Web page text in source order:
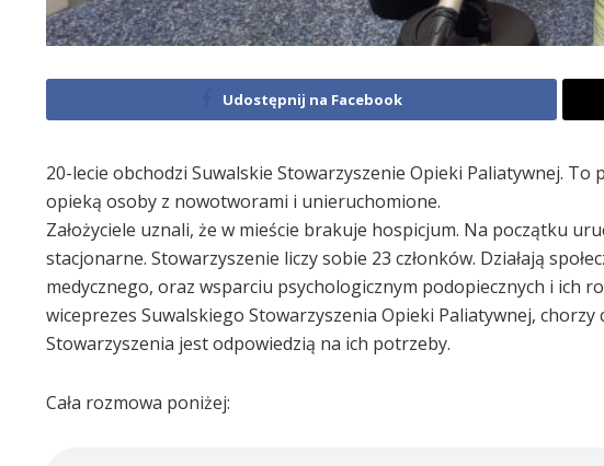
Udostępnij na Facebook
20-lecie obchodzi Suwalskie Stowarzyszenie Opieki Paliatywnej. To
opieką osoby z nowotworami i unieruchomione.
Założyciele uznali, że w mieście brakuje hospicjum. Na początku
stacjonarne. Stowarzyszenie liczy sobie 23 członków. Działają
medycznego, oraz wsparciu psychologicznym podopiecznych i ich
wiceprezes Suwalskiego Stowarzyszenia Opieki Paliatywnej,
Stowarzyszenia jest odpowiedzią na ich potrzeby.
Cała rozmowa poniżej: